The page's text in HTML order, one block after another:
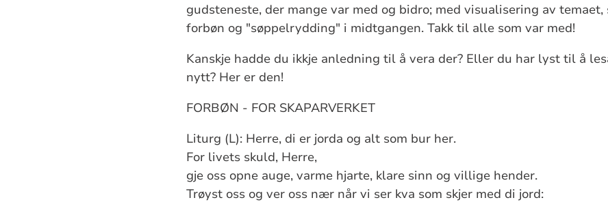
gudsteneste, der mange var med og bidro; med visualisering av temaet,
forbøn og "søppelrydding" i midtgangen. Takk til alle som var med!
Kanskje hadde du ikkje anledning til å vera der? Eller du har lyst til å
nytt? Her er den!
FORBØN - FOR SKAPARVERKET
Liturg (L): Herre, di er jorda og alt som bur her.
For livets skuld, Herre,
gje oss opne auge, varme hjarte, klare sinn og villige hender.
Trøyst oss og ver oss nær når vi ser kva som skjer med di jord: